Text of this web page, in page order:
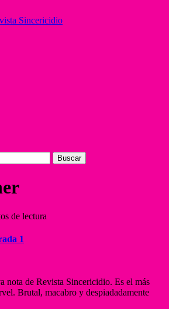
de lectura
1
nota de Revista Sincericidio. Es el más
Brutal, macabro y despiadadamente